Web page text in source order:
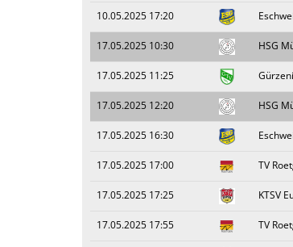
10.05.2025 17:20
17.05.2025 10:30 HSG
17.05.2025 11:25
17.05.2025 12:20 HSG
17.05.2025 16:30
17.05.2025 17:00 TV
17.05.2025 17:25 KTSV
17.05.2025 17:55 TV